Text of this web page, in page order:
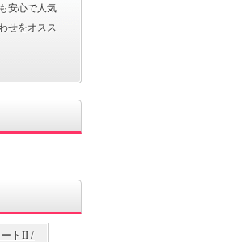
安心で人気
せをオスス
トII /